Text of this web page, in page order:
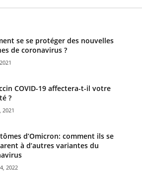
se se protéger des nouvelles
de coronavirus ?
COVID-19 affectera-t-il votre
?
2021
d’Omicron: comment ils se
à d’autres variantes du
2022